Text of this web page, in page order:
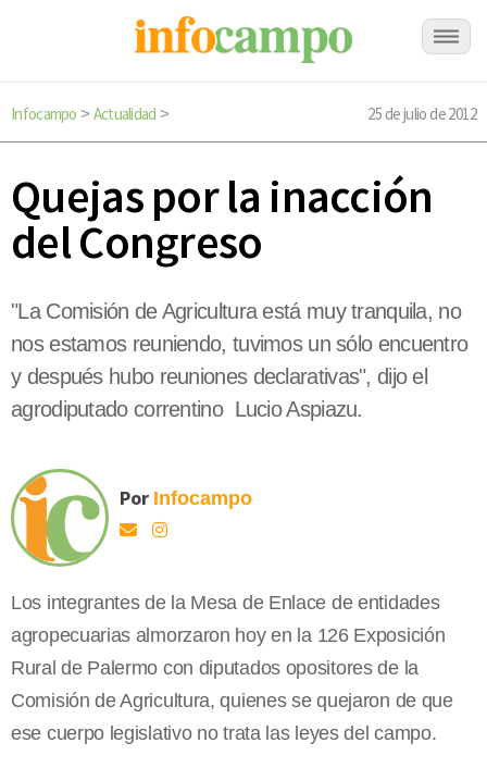
Infocampo > Actualidad > 25 de julio de 2012
Quejas por la inacción
del Congreso
"La Comisión de Agricultura está muy tranquila, no
nos estamos reuniendo, tuvimos un sólo encuentro
y después hubo reuniones declarativas", dijo el
agrodiputado correntino Lucio Aspiazu.
Por Infocampo
Los integrantes de la Mesa de Enlace de entidades
agropecuarias almorzaron hoy en la 126 Exposición
Rural de Palermo con diputados opositores de la
Comisión de Agricultura, quienes se quejaron de que
ese cuerpo legislativo no trata las leyes del campo.